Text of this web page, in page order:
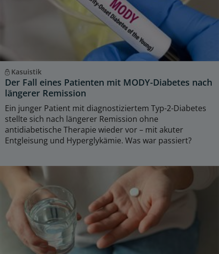
Kasuistik
Der Fall eines Patienten mit MODY-Diabetes nach
längerer Remission
Ein junger Patient mit diagnostiziertem Typ-2-Diabetes
stellte sich nach längerer Remission ohne
antidiabetische Therapie wieder vor – mit akuter
Entgleisung und Hyperglykämie. Was war passiert?